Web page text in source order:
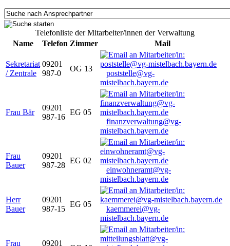
Telefonliste der Mitarbeiter/innen der Verwaltung
Name
Telefon Zimmer Mail
Sekretariat
/ Zentrale
09201
987-0
OG 13
poststelle@vg-
mistelbach.bayern.de
Frau Bär
09201
987-16
EG 05
finanzverwaltung@vg-
mistelbach.bayern.de
Frau
Bauer
09201
987-28
EG 02
einwohneramt@vg-
mistelbach.bayern.de
Herr
Bauer
09201
987-15
EG 05
kaemmerei@vg-
mistelbach.bayern.de
Frau
09201